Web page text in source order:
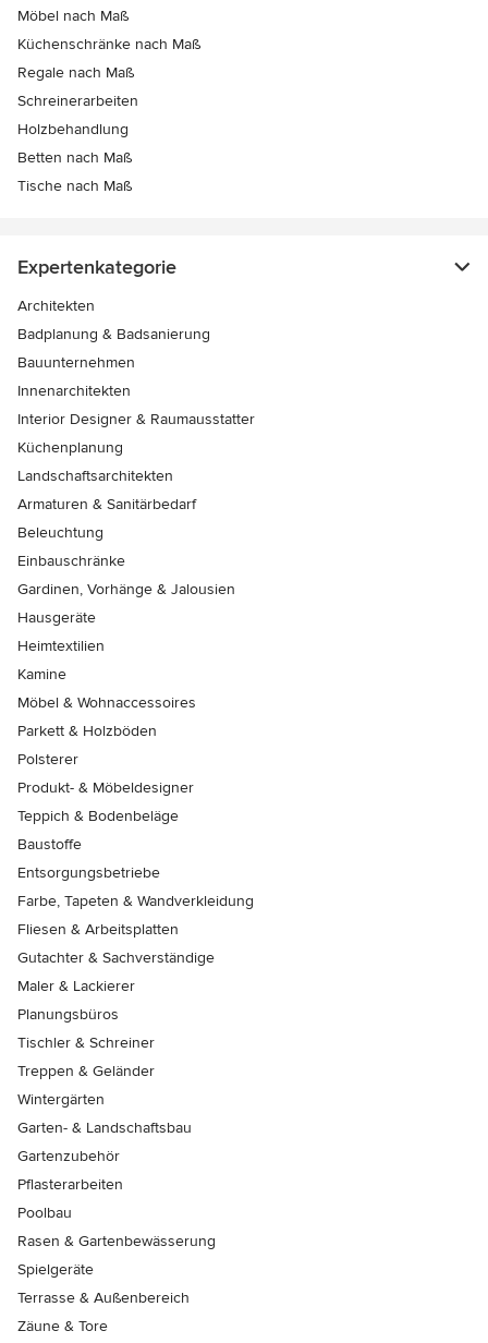
Möbel nach Maß
Küchenschränke nach Maß
Regale nach Maß
Schreinerarbeiten
Holzbehandlung
Betten nach Maß
Tische nach Maß
Expertenkategorie
Architekten
Badplanung & Badsanierung
Bauunternehmen
Innenarchitekten
Interior Designer & Raumausstatter
Küchenplanung
Landschaftsarchitekten
Armaturen & Sanitärbedarf
Beleuchtung
Einbauschränke
Gardinen, Vorhänge & Jalousien
Hausgeräte
Heimtextilien
Kamine
Möbel & Wohnaccessoires
Parkett & Holzböden
Polsterer
Produkt- & Möbeldesigner
Teppich & Bodenbeläge
Baustoffe
Entsorgungsbetriebe
Farbe, Tapeten & Wandverkleidung
Fliesen & Arbeitsplatten
Gutachter & Sachverständige
Maler & Lackierer
Planungsbüros
Tischler & Schreiner
Treppen & Geländer
Wintergärten
Garten- & Landschaftsbau
Gartenzubehör
Pflasterarbeiten
Poolbau
Rasen & Gartenbewässerung
Spielgeräte
Terrasse & Außenbereich
Zäune & Tore